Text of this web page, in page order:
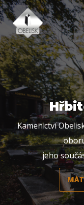
Kamenictví
jeho